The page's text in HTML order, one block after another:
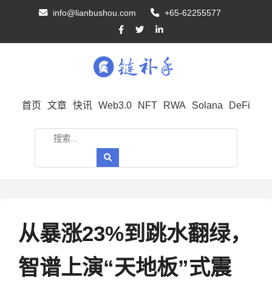
info@lianbushou.com +65-62255577
首页 文章 快讯 Web3.0 NFT RWA Solana DeFi
从暴涨23%到跳水翻绿，
智谱上演“天地板”式震